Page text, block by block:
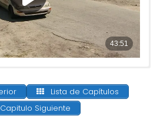
Lista de Capítulos
Capitulo Siguiente